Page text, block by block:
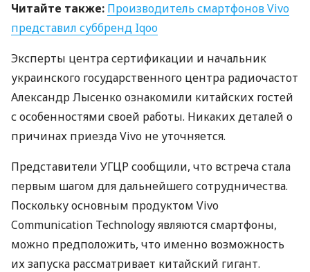
Читайте также: Производитель смартфонов Vivo
представил суббренд Iqoo
Эксперты центра сертификации и начальник
украинского государственного центра радиочастот
Александр Лысенко ознакомили китайских гостей
с особенностями своей работы. Никаких деталей о
причинах приезда Vivo не уточняется.
Представители УГЦРсообщили, что встреча стала
первым шагом для дальнейшего сотрудничества.
Поскольку основным продуктом Vivo
Communication Technology являются смартфоны,
можно предположить, что именно возможность
их запуска рассматривает китайский гигант.